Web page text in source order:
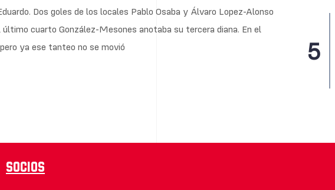
Dos goles de los locales Pablo Osaba y Álvaro Lopez-Alonso
cuarto González-Mesones anotaba su tercera diana. En el
ya ese tanteo no se movió
Socios